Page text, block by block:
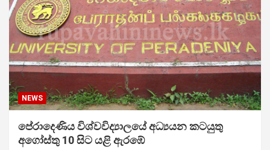
NEWS
පේරාදෙණිය විශ්වවිද්‍යාලයේ අධ්‍යයන කටයුතු
අගෝස්තු 10 සිට යළි ඇරඹේ